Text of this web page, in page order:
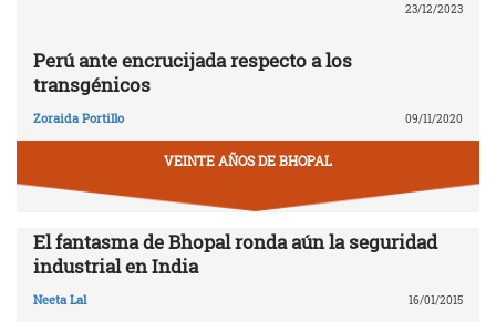
23/12/2023
Perú ante encrucijada respecto a los
transgénicos
Zoraida Portillo 09/11/2020
VEINTE AÑOS DE BHOPAL
El fantasma de Bhopal ronda aún la seguridad
industrial en India
Neeta Lal 16/01/2015